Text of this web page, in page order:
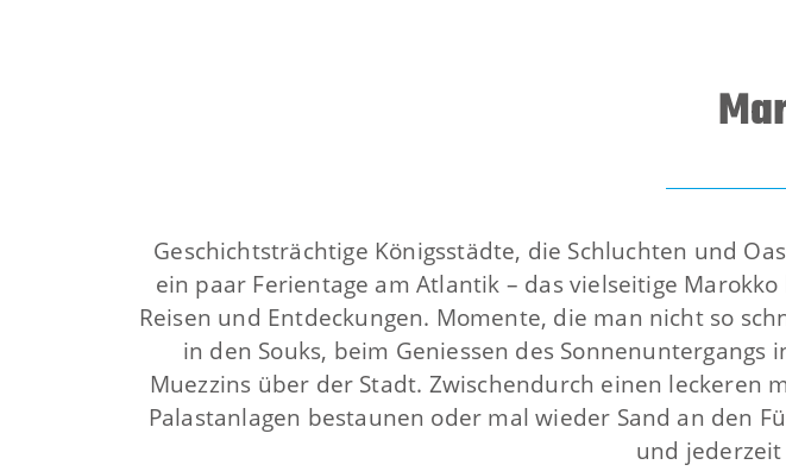
Geschichtsträchtige Königsstädte, die Schluchten und
ein paar Ferientage am Atlantik – das vielseitige
Reisen und Entdeckungen. Momente, die man nicht so
in den Souks, beim Geniessen des
Muezzins über der Stadt. Zwischendurch einen
Palastanlagen bestaunen oder mal wieder Sand an den
und